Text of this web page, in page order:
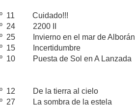
11 Cuidado!!!
24 2200 II
Invierno en el mar de Alborán
15 Incertidumbre
Puesta de Sol en A Lanzada
12 De la tierra al cielo
27 La sombra de la estela